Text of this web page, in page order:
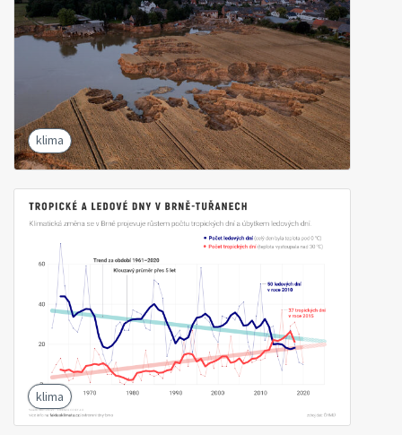
klima
klima